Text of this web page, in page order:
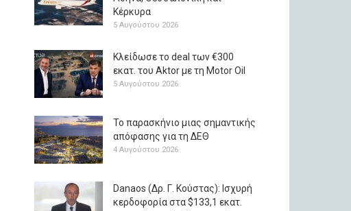
Κέρκυρα
5 Αυγούστου 2026
Κλείδωσε το deal των €300
εκατ. του Aktor με τη Μotor Oil
5 Αυγούστου 2026
Το παρασκήνιο μιας σημαντικής
απόφασης για τη ΔΕΘ
4 Αυγούστου 2026
Danaos (Δρ. Γ. Κούστας): Ισχυρή
κερδοφορία στα $133,1 εκατ.